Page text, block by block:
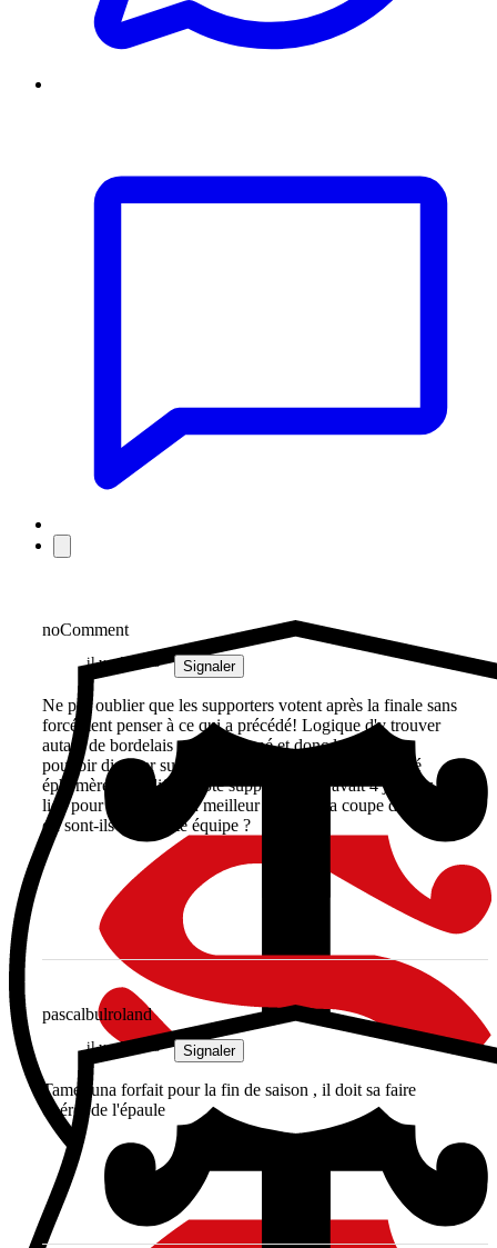
noComment
il y a 2 mois Signaler
Ne pas oublier que les supporters votent après la finale sans
forcément penser à ce qui a précédé! Logique d'y trouver
autant de bordelais qui ont gagné et donc logique de
pouvoir discuter sur plusieurs noms placés là ... le côté
éphémère et tardif du vote supporter! Il y avait 4 joueurs en
lice pour le trophée du meilleur joeur de la coupe d'europe,
où sont-ils dans cette équipe ?
pascalbulroland
il y a 2 mois Signaler
Tameifuna forfait pour la fin de saison , il doit sa faire
opérer de l'épaule